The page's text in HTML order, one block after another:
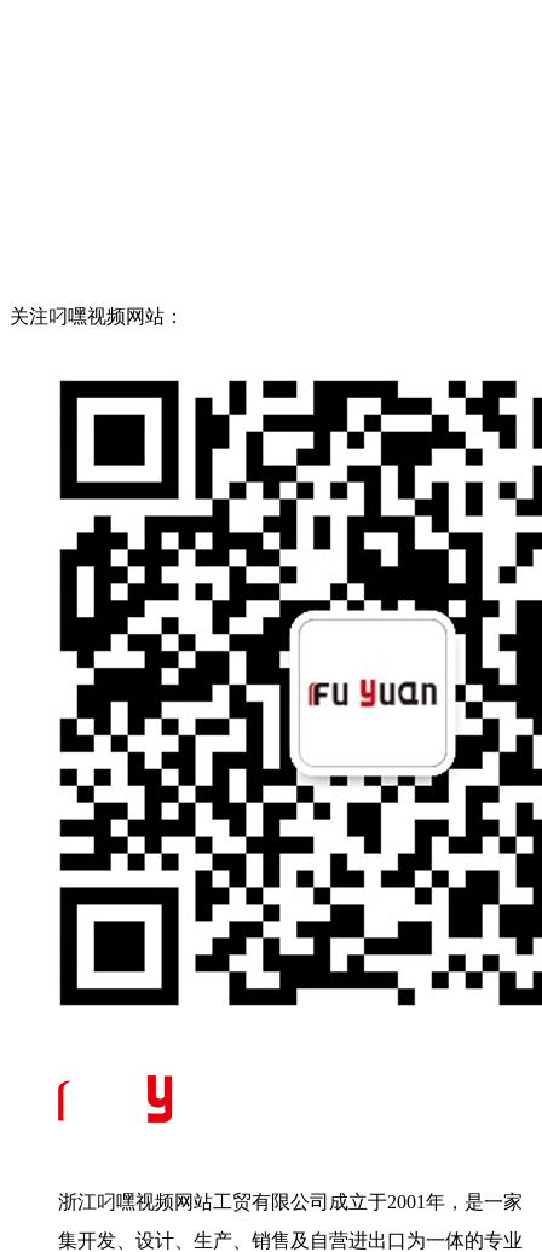
关注叼嘿视频网站：
浙江叼嘿视频网站工贸有限公司成立于2001年，是一家
集开发、设计、生产、销售及自营进出口为一体的专业